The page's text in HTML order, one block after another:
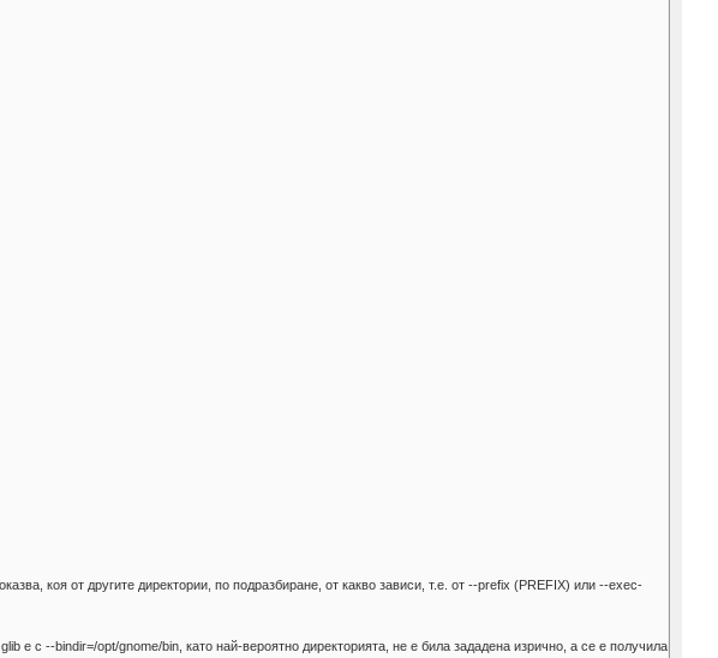
коя от другите директории, по подразбиране, от какво зависи, т.е. от --prefix (PREFIX) или --exec-
е с --bindir=/opt/gnome/bin, като най-вероятно директорията, не е била зададена изрично, а се е получила